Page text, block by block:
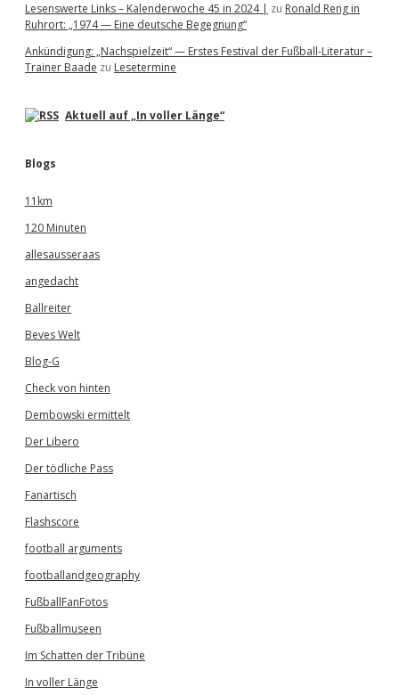
Lesenswerte Links – Kalenderwoche 45 in 2024 | zu Ronald Reng in
Ruhrort: „1974 — Eine deutsche Begegnung“
Ankündigung: „Nachspielzeit“ — Erstes Festival der Fußball-Literatur –
Trainer Baade zu Lesetermine
Aktuell auf „In voller Länge“
Blogs
11km
120 Minuten
allesausseraas
angedacht
Ballreiter
Beves Welt
Blog-G
Check von hinten
Dembowski ermittelt
Der Libero
Der tödliche Pass
Fanartisch
Flashscore
football arguments
footballandgeography
FußballFanFotos
Fußballmuseen
Im Schatten der Tribüne
In voller Länge